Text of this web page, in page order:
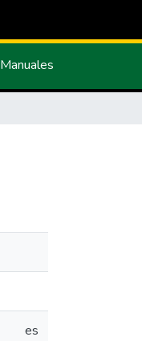
Manuales
es